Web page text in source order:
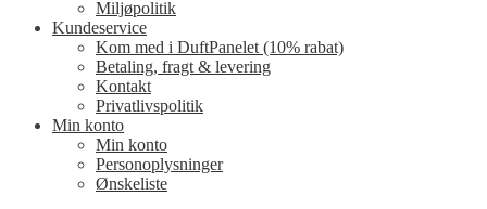
Miljøpolitik
Kundeservice
Kom med i DuftPanelet (10% rabat)
Betaling, fragt & levering
Kontakt
Privatlivspolitik
Min konto
Min konto
Personoplysninger
Ønskeliste